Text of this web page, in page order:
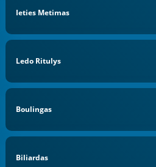
Ieties Metimas
Ledo Ritulys
Boulingas
Biliardas